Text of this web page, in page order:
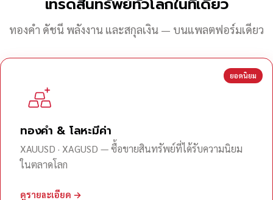
ทองคำ ดัชนี พลังงาน และสกุลเงิน — บนแพลตฟอร์มเดียว
ยอดนิยม
ทองคำ & โลหะมีค่า
XAUUSD · XAGUSD — ซื้อขายสินทรัพย์ที่ได้รับความนิยม
ในตลาดโลก
ดูรายละเอียด →